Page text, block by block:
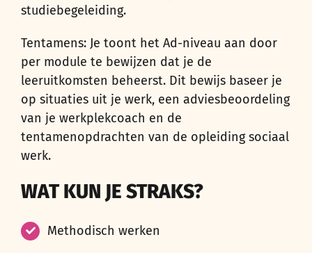
studiebegeleiding.
Tentamens: Je toont het Ad-niveau aan door
per module te bewijzen dat je de
leeruitkomsten beheerst. Dit bewijs baseer je
op situaties uit je werk, een adviesbeoordeling
van je werkplekcoach en de
tentamenopdrachten van de opleiding sociaal
werk.
WAT KUN JE STRAKS?
Methodisch werken